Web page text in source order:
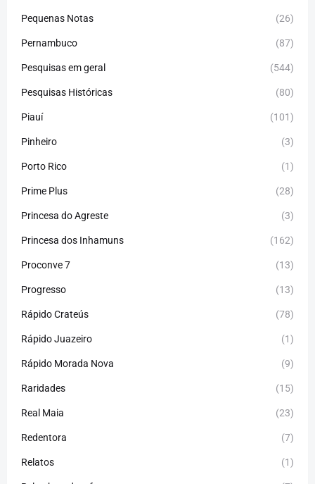
Pequenas Notas (26)
Pernambuco (87)
Pesquisas em geral (544)
Pesquisas Históricas (80)
Piauí (101)
Pinheiro (3)
Porto Rico (1)
Prime Plus (28)
Princesa do Agreste (3)
Princesa dos Inhamuns (162)
Proconve 7 (13)
Progresso (13)
Rápido Crateús (78)
Rápido Juazeiro (1)
Rápido Morada Nova (9)
Raridades (15)
Real Maia (23)
Redentora (7)
Relatos (1)